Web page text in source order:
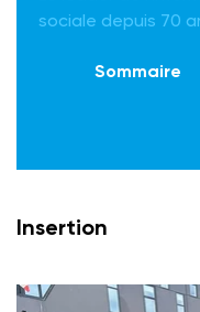
sociale depuis 70
Sommaire
Insertion